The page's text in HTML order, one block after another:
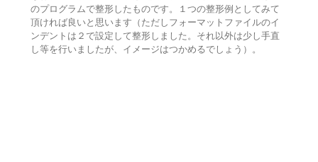
のプログラムで整形したものです。１つの整形例としてみて
頂ければ良いと思います（ただしフォーマットファイルのイ
ンデントは２で設定して整形しました。それ以外は少し手直
し等を行いましたが、イメージはつかめるでしょう）。